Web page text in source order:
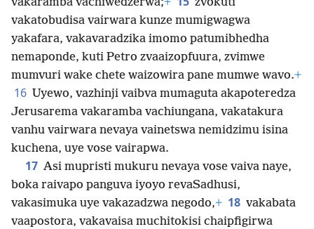
vakatobudisa vairwara kunze mumigwagwa
yakafara, vakavaradzika imomo patumibhedha
nemaponde, kuti Petro zvaaizopfuura, zvimwe
mumvuri wake chete waizowira pane mumwe wavo.+
16 Uyewo, vazhinji vaibva mumaguta akapoteredza
Jerusarema vakaramba vachiungana, vakatakura
vanhu vairwara nevaya vainetswa nemidzimu isina
kuchena, uye vose vairapwa.
17 Asi mupristi mukuru nevaya vose vaiva naye,
boka raivapo panguva iyoyo revaSadhusi,
vakasimuka uye vakazadzwa negodo,+ 18 vakabata
vaapostora, vakavaisa muchitokisi chaipfigirwa